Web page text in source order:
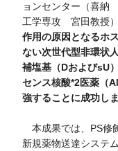
ョンセンター（喜納
工学専攻 宮田教授）
作用の原因となるホ
ない次世代型非環状
補塩基（DおよびsU
センス核酸*2医薬（
強することに成功しま
本成果では、PS修
新規薬物送達システ